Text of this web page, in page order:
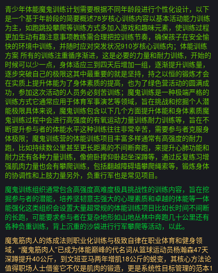
青少年体能魔鬼训练计划需要根据不同年龄段进行个性化设计，以下
是一个基于年龄段的简要概述78岁核心训练内容以基本活动能力训练
为主，如跑跳投攀爬等训练方式多加入游戏和趣味元素，使训练过程
更加生动有趣注意事项教练需合理把控训练节奏，确保孩子在安全愉
快的环境中训练，并随时应对突发状况910岁核心训练内；体能训练
方案 所有的训练注重循序渐进，这是必要的力量和耐力训练，开始的
时候可以少一点，身体适应三到四天后增加一组，逐渐提升训练量，
逐步突破自己的极限这其中最重要的就是坚持，持之以恒的锻炼才会
在实质上提升体能为了身体素质的提高，也为了绿色营活动的圆满成
功，参加这次活动的人员务必刻苦训练；魔鬼训练是一种极端严格的
训练方式它通常应用于体育军事演艺等领域，旨在挑战和挖掘个人潜
能极限具体来说，魔鬼训练包含以下几个方面提升体能和身体素质魔
鬼训练过程中会进行高强度的有氧运动力量训练耐力训练等，旨在不
断提升参与者的体能水平这种训练往往非常辛苦，需要参与者克服身
体极限；魔鬼训练营的体能训练项目丰富多样通常有高强度的耐力
跑，比如持续数公里甚至更长距离的不间断奔跑，来提升心肺功能和
耐力还有各种力量训练，像俯卧撑仰卧起坐深蹲等，通过反复练习增
强肌肉力量也会有攀爬训练，包括翻越障碍墙攀爬绳索等，锻炼身体
的协调性和上肢力量另外，负重行军也是常见项目。
魔鬼训练组织通常包含高强度高难度极具挑战性的训练内容，旨在挖
掘参与者的潜能，培养坚韧意志强大的心理素质和卓越的体能等一体
能强化这类组织会设置大量超常规的体能训练项目比如长时间不间断
的长跑，可能要求参与者在复杂地形如山地丛林中奔跑几十公里还有
各种负重训练，背上沉重的沙袋进行行军攀爬等活动，以此。
魔鬼筋肉人的炼成法则职业化训练与极致自律在职业体育和健身领
域，“魔鬼筋肉人”已成为体能巅峰的代名词从篮球运动员杨瀚森47天
深蹲提升40公斤，到文班亚马两年增肌18公斤的蜕变，其核心方法论
值得职场人士借鉴它不仅是肌肉的锻造，更是系统性目标管理的范本1